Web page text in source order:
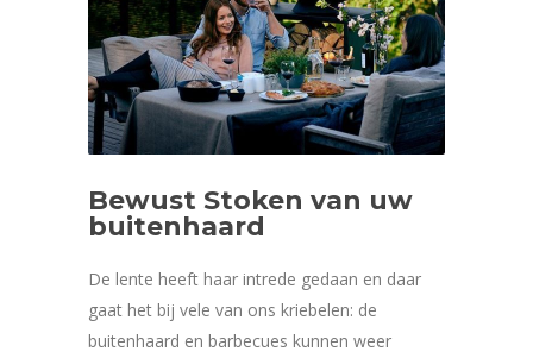
Bewust Stoken van uw
buitenhaard
De lente heeft haar intrede gedaan en daar
gaat het bij vele van ons kriebelen: de
buitenhaard en barbecues kunnen weer